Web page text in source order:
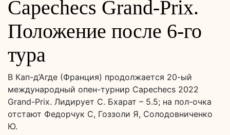
Capechecs Grand-Prix.
Положение после 6-го
тура
В Кап-д’Агде (Франция) продолжается 20-ый
международный опен-турнир Capechecs 2022
Grand-Prix. Лидирует С. Бхарат – 5.5; на пол-очка
отстают Федорчук С, Гоззоли Я, Солодовниченко
Ю.